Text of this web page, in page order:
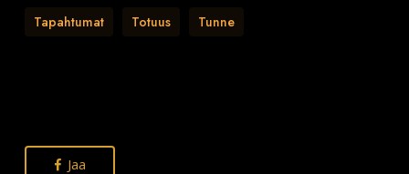
Tapahtumat Totuus Tunne
Jaa